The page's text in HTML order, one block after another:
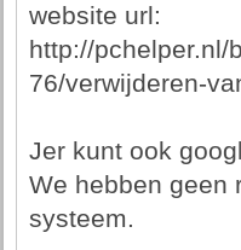
website url:
http://pchelper.nl/
76/verwijderen-
Jer kunt ook
We hebben geen
systeem.